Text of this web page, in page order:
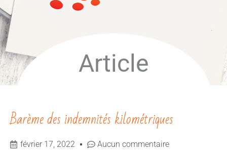
Article
Barème des indemnités kilométriques
février 17, 2022 Aucun commentaire